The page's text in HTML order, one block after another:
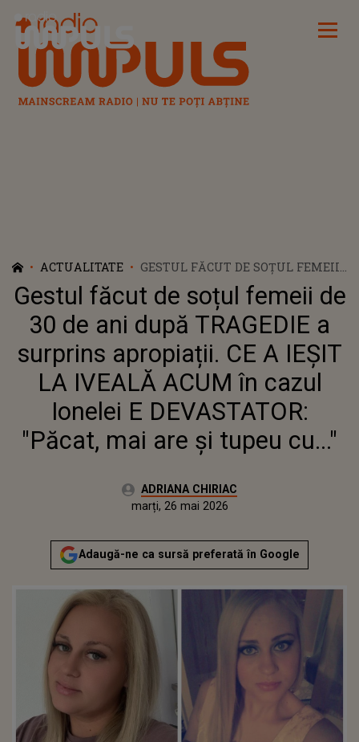
Radio Impuls
ACTUALITATE
GESTUL FĂCUT DE SOȚUL FEMEII
DE 30 DE ANI DUPĂ TRAGEDIE A
SURPRINS APROPIAȚII. CE A IEȘIT
LA IVEALĂ ACUM ÎN CAZUL
IONELEI E DEVASTATOR: "PĂCAT,
MAI ARE ȘI TUPEU CU..."
Gestul făcut de soțul femeii de
30 de ani după TRAGEDIE a
surprins apropiații. CE A IEȘIT
LA IVEALĂ ACUM în cazul
Ionelei E DEVASTATOR:
"Păcat, mai are și tupeu cu..."
Autor:ADRIANA CHIRIAC
Actualizat:
marți, 26 mai 2026
Adaugă-ne ca sursă preferată în Google